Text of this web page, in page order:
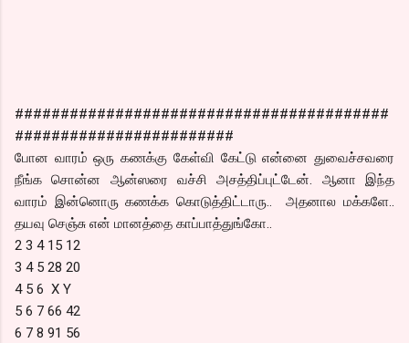
#########################################
########################
போன வாரம் ஒரு கணக்கு கேள்வி கேட்டு என்னை துவைச்சவரை
நீங்க சொன்ன ஆன்ஸரை வச்சி அசத்திப்புட்டேன். ஆனா இந்த
வாரம் இன்னொரு கணக்க கொடுத்திட்டாரு.. அதனால மக்களே..
தயவு செஞ்சு என் மானத்தை காப்பாத்துங்கோ..
2 3 4 15 12
3 4 5 28 20
4 5 6 X Y
5 6 7 66 42
6 7 8 91 56